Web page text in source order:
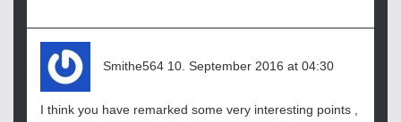
Smithe564 10. September 2016 at 04:30
I think you have remarked some very interesting points ,